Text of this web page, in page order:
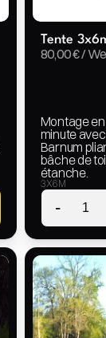
Tente
80,00 € /
Montage
minute
Barnum
bâche de
étanche.
3X6M
- 1